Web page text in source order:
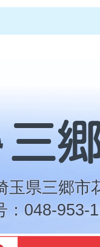
玉県三郷市
：048-953-